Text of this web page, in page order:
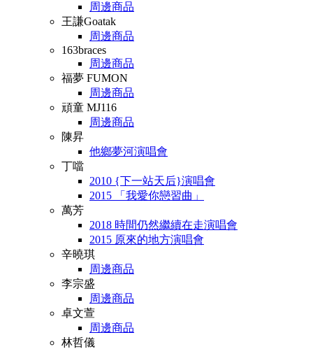
周邊商品
王謙Goatak
周邊商品
163braces
周邊商品
福夢 FUMON
周邊商品
頑童 MJ116
周邊商品
陳昇
他鄉夢河演唱會
丁噹
2010 {下一站天后}演唱會
2015 「我愛你戀習曲」
萬芳
2018 時間仍然繼續在走演唱會
2015 原來的地方演唱會
辛曉琪
周邊商品
李宗盛
周邊商品
卓文萱
周邊商品
林哲儀